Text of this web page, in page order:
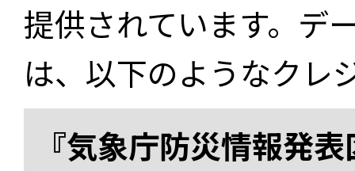
提供されています。デ
は、以下のようなクレ
『気象庁防災情報発